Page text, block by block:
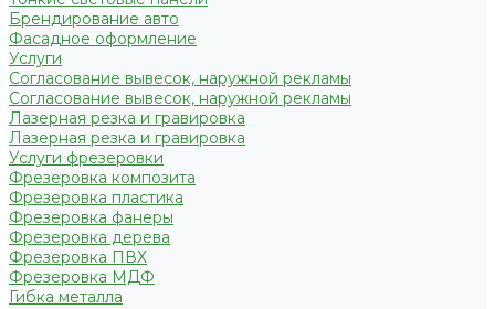
Брендирование авто
Фасадное оформление
Услуги
Согласование вывесок, наружной рекламы
Согласование вывесок, наружной рекламы
Лазерная резка и гравировка
Лазерная резка и гравировка
Услуги фрезеровки
Фрезеровка композита
Фрезеровка пластика
Фрезеровка фанеры
Фрезеровка дерева
Фрезеровка ПВХ
Фрезеровка МДФ
Гибка металла